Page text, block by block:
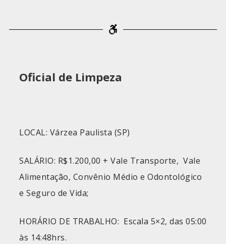
Oficial de Limpeza
LOCAL: Várzea Paulista (SP)
SALÁRIO: R$1.200,00 + Vale Transporte, Vale
Alimentação, Convênio Médio e Odontológico
e Seguro de Vida;
HORÁRIO DE TRABALHO: Escala 5×2, das 05:00
às 14:48hrs.